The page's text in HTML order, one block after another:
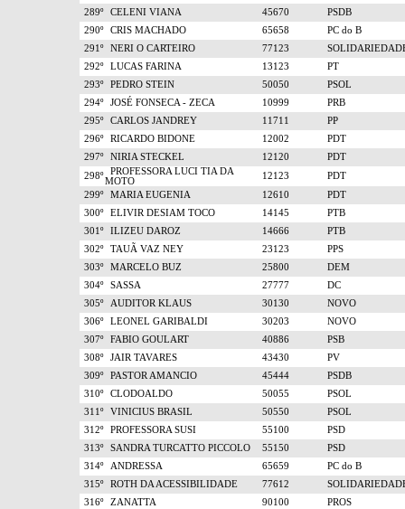
289º
CELENI VIANA 45670
PSDB
290º
CRIS MACHADO 65658
PC do B
291º
NERI O CARTEIRO 77123
292º
LUCAS FARINA 13123
PT
293º
PEDRO STEIN 50050
PSOL
294º
JOSÉ FONSECA - ZECA 10999
PRB
295º
CARLOS JANDREY 11711
PP
296º
RICARDO BIDONE 12002
PDT
297º
NIRIA STECKEL 12120
PDT
298º
PROFESSORA LUCI TIA DA
MOTO
12123
PDT
299º
MARIA EUGENIA 12610
PDT
300º
ELIVIR DESIAM TOCO 14145
PTB
301º
ILIZEU DAROZ 14666
PTB
302º
TAUÃ VAZ NEY 23123
PPS
303º
MARCELO BUZ 25800
DEM
304º
SASSA 27777
DC
305º
AUDITOR KLAUS 30130
NOVO
306º
LEONEL GARIBALDI 30203
NOVO
307º
FABIO GOULART 40886
PSB
308º
JAIR TAVARES 43430
PV
309º
PASTOR AMANCIO 45444
PSDB
310º
CLODOALDO 50055
PSOL
311º
VINICIUS BRASIL 50550
PSOL
312º
PROFESSORA SUSI 55100
PSD
313º
SANDRA TURCATTO PICCOLO 55150
PSD
314º
ANDRESSA 65659
PC do B
315º
ROTH DA ACESSIBILIDADE 77612
316º
ZANATTA 90100
PROS